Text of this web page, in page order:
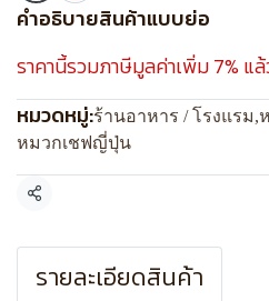
คำอธิบายสินค้าแบบย่อ
ราคานี้รวมภาษีมูลค่าเพิ่ม 7% แ
หมวดหมู่:ร้านอาหาร / โรงแรม,
หมวกเชฟญี่ปุ่น
แชร์
รายละเอียดสินค้า